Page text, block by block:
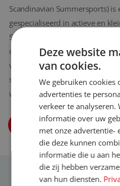
Scandinavian Summersports) is
gespecialiseerd in actieve en
Scandinavië. Ontstaan vanuit
outdooractiviteiten en het hoge
vanaf 2004 ontwikkeld tot de
specialisten van dit moment.
DIRECT SOLLICITEREN
SOORTGELIJKE
Deze website
van cookies.
We gebruiken cookies
advertenties te
verkeer te analyseren.
informatie over uw
met onze advertentie-
die deze kunnen
informatie die u aan
die zij hebben
van hun diensten.